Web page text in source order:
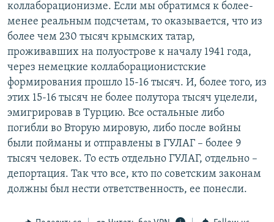
коллаборационизме. Если мы обратимся к более-
менее реальным подсчетам, то оказывается, что из
более чем 230 тысяч крымских татар,
проживавших на полуострове к началу 1941 года,
через немецкие коллаборационистские
формирования прошло 15-16 тысяч. И, более того, из
этих 15-16 тысяч не более полутора тысяч уцелели,
эмигрировав в Турцию. Все остальные либо
погибли во Вторую мировую, либо после войны
были пойманы и отправлены в ГУЛАГ – более 9
тысяч человек. То есть отдельно ГУЛАГ, отдельно –
депортация. Так что все, кто по советским законам
должны был нести ответственность, ее понесли.